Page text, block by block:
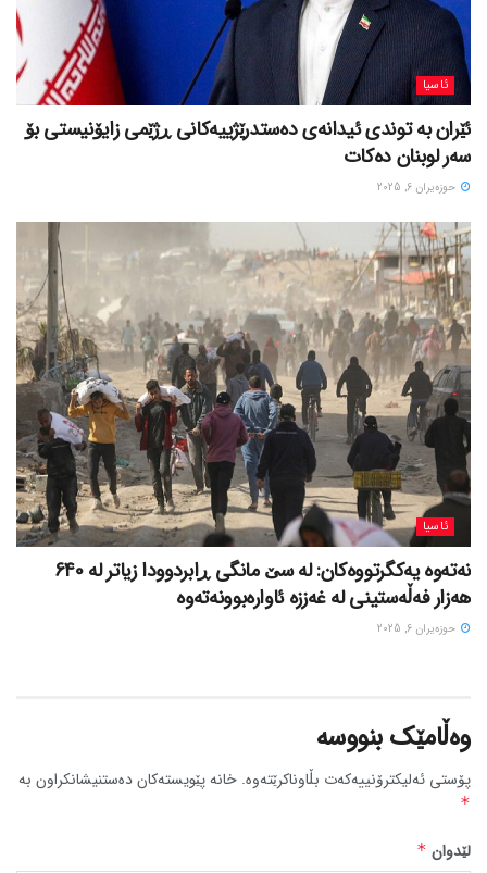
ئاسیا
ئێران بە توندی ئیدانەی دەستدرێژییەکانی ڕژێمی زایۆنیستی بۆ
سەر لوبنان دەکات
حوزه‌یران 6, 2025
ئاسیا
نەتەوە یەکگرتووەکان: لە سێ مانگی ڕابردوودا زیاتر لە 640
هەزار فەڵەستینی لە غەززە ئاوارەبوونەتەوە
حوزه‌یران 6, 2025
وەڵامێک بنووسە
پۆستی ئەلیکترۆنییەکەت بڵاوناکرێتەوە. خانە پێویستەکان دەستنیشانکراون بە
*
لێدوان *